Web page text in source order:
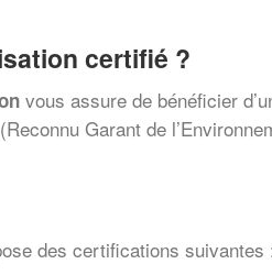
certifié ?
vous assure de bénéficier
Garant de
des certifications suivantes